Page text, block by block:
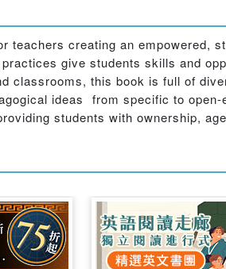
teachers creating an empowered,
give students skills and
classrooms, this book is full of
ideas  from specific to
students with ownership,